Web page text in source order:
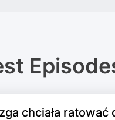
chciała ratować